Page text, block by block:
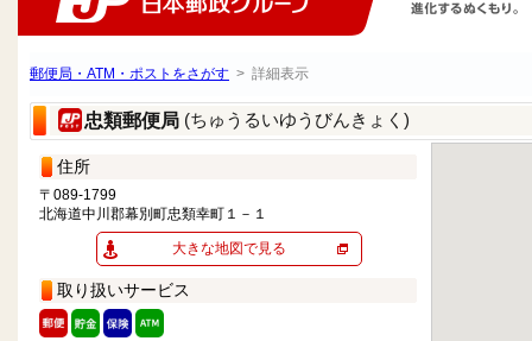
郵便局・ATM・ポストをさがす > 詳細表示
忠類郵便局 (ちゅうるいゆうびんきょく)
住所
〒089-1799
北海道中川郡幕別町忠類幸町１－１
大きな地図で見る
取り扱いサービス